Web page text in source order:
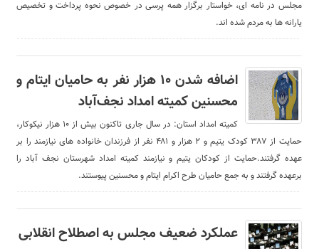
مجلس در نامه ای، خواستار برگزار همه پرسی در خصوص نحوه پرداخت و تخصیص
یارانه ها به مردم شده اند.
اضافه شدن ۱۰ هزار نفر به حامیان ایتام و
محسنین کمیته امداد نجف‌آباد
کمیته امداد استان: در سال جاری تاکنون بیش از ۱۰ هزار نیکوکار،
حمایت از ۳۸۷ کودک یتیم و ۲ هزار و ۴۸۱ نفر از فرزندان خانواده های نیازمند را بر
عهده گرفتند.حمایت از کودکان یتیم و نیازمند کمیته امداد شهرستان نجف آباد را
برعهده گرفتند و به جمع حامیان طرح اکرام ایتام و محسنین پیوستند.
عملکرد ضعیف مجلس به اصطلاح انقلابی